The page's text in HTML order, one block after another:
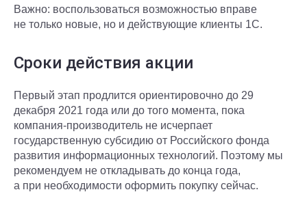
Важно: воспользоваться возможностью вправе
не только новые, но и действующие клиенты 1С.
Сроки действия акции
Первый этап продлится ориентировочно до 29
декабря 2021 года или до того момента, пока
компания-производитель не исчерпает
государственную субсидию от Российского фонда
развития информационных технологий. Поэтому мы
рекомендуем не откладывать до конца года,
а при необходимости оформить покупку сейчас.